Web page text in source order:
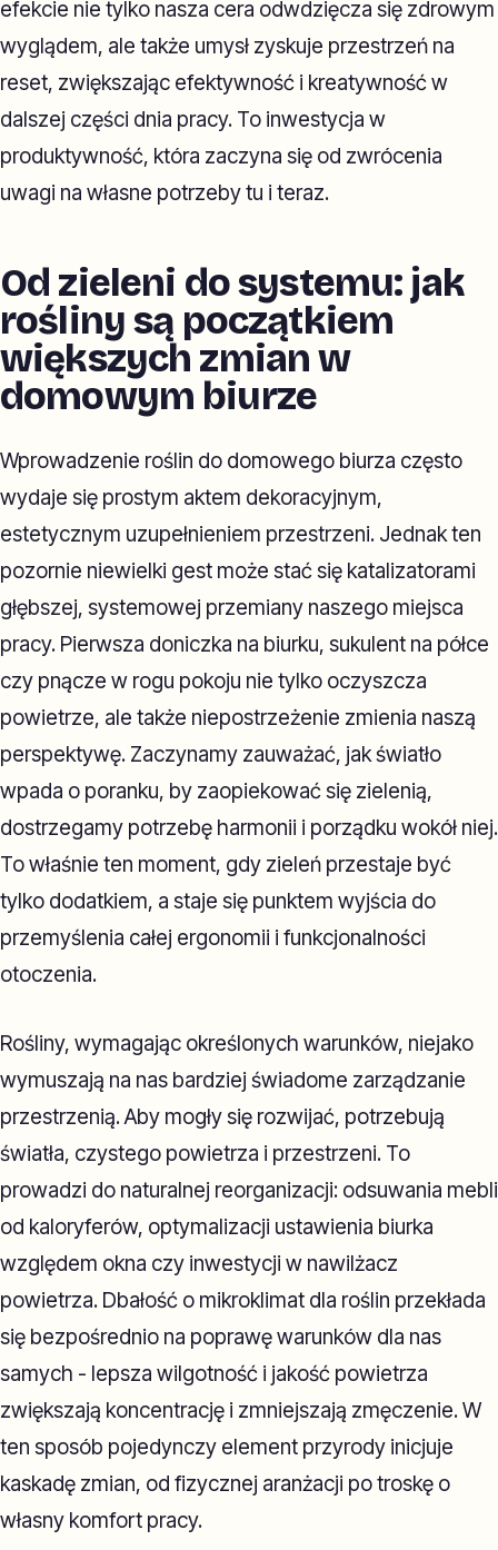
efekcie nie tylko nasza cera odwdzięcza się zdrowym
wyglądem, ale także umysł zyskuje przestrzeń na
reset, zwiększając efektywność i kreatywność w
dalszej części dnia pracy. To inwestycja w
produktywność, która zaczyna się od zwrócenia
uwagi na własne potrzeby tu i teraz.
Od zieleni do systemu: jak
rośliny są początkiem
większych zmian w
domowym biurze
Wprowadzenie roślin do domowego biurza często
wydaje się prostym aktem dekoracyjnym,
estetycznym uzupełnieniem przestrzeni. Jednak ten
pozornie niewielki gest może stać się katalizatorami
głębszej, systemowej przemiany naszego miejsca
pracy. Pierwsza doniczka na biurku, sukulent na półce
czy pnącze w rogu pokoju nie tylko oczyszcza
powietrze, ale także niepostrzeżenie zmienia naszą
perspektywę. Zaczynamy zauważać, jak światło
wpada o poranku, by zaopiekować się zielenią,
dostrzegamy potrzebę harmonii i porządku wokół niej.
To właśnie ten moment, gdy zieleń przestaje być
tylko dodatkiem, a staje się punktem wyjścia do
przemyślenia całej ergonomii i funkcjonalności
otoczenia.
Rośliny, wymagając określonych warunków, niejako
wymuszają na nas bardziej świadome zarządzanie
przestrzenią. Aby mogły się rozwijać, potrzebują
światła, czystego powietrza i przestrzeni. To
prowadzi do naturalnej reorganizacji: odsuwania mebli
od kaloryferów, optymalizacji ustawienia biurka
względem okna czy inwestycji w nawilżacz
powietrza. Dbałość o mikroklimat dla roślin przekłada
się bezpośrednio na poprawę warunków dla nas
samych - lepsza wilgotność i jakość powietrza
zwiększają koncentrację i zmniejszają zmęczenie. W
ten sposób pojedynczy element przyrody inicjuje
kaskadę zmian, od fizycznej aranżacji po troskę o
własny komfort pracy.